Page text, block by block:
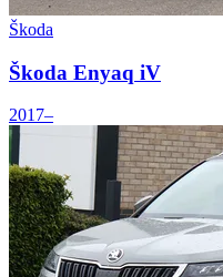
Škoda
Škoda Enyaq iV
2017–